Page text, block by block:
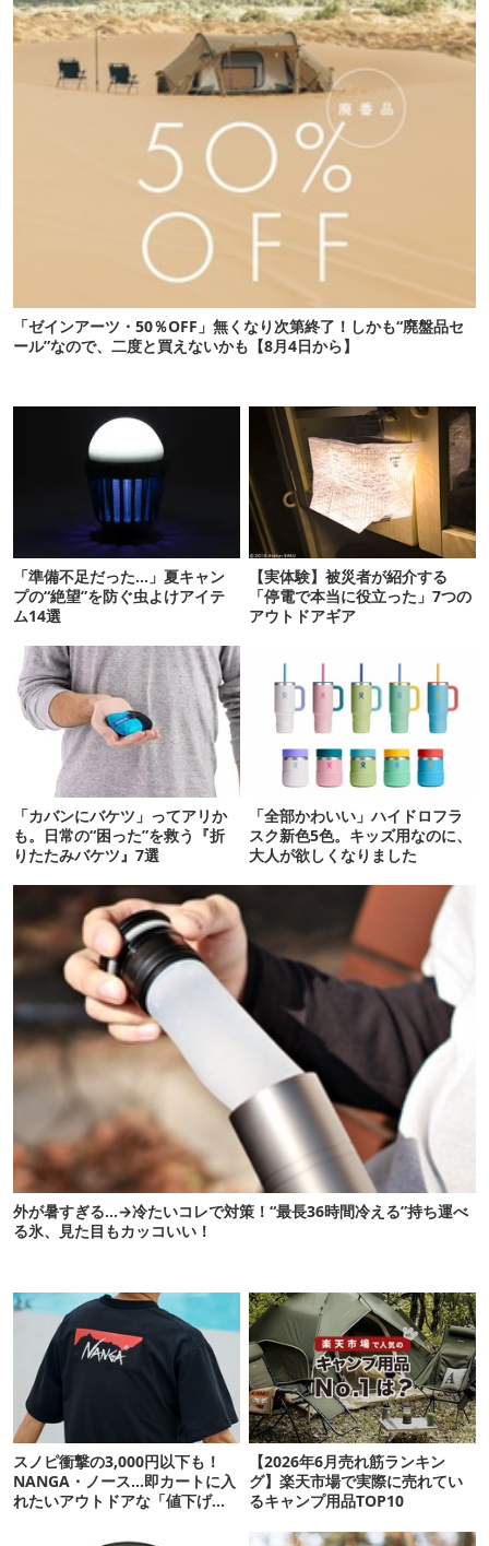
「ゼインアーツ・50％OFF」無くなり次第終了！しかも“廃盤品セ
ール”なので、二度と買えないかも【8月4日から】
「準備不足だった…」夏キャン
プの“絶望”を防ぐ虫よけアイテ
ム14選
【実体験】被災者が紹介する
「停電で本当に役立った」7つの
アウトドアギア
「カバンにバケツ」ってアリか
も。日常の“困った”を救う『折
りたたみバケツ』7選
「全部かわいい」ハイドロフラ
スク新色5色。キッズ用なのに、
大人が欲しくなりました
外が暑すぎる…→冷たいコレで対策！“最長36時間冷える”持ち運べ
る氷、見た目もカッコいい！
スノピ衝撃の3,000円以下も！
NANGA・ノース…即カートに入
れたいアウトドアな「値下げ夏
【2026年6月売れ筋ランキン
グ】楽天市場で実際に売れてい
るキャンプ用品TOP10